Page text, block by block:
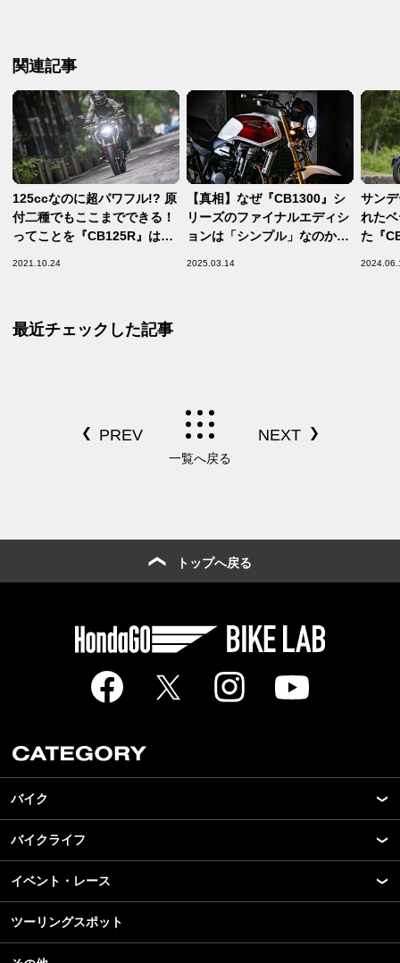
関連記事
125ccなのに超パワフル!? 原
付二種でもここまでできる！
ってことを『CB125R』は証
2021.10.24
【真相】なぜ『CB1300』シ
リーズのファイナルエディシ
ョンは「シンプル」なのか？
2025.03.14
サン
れた
た『
最近チェックした記事
一覧へ戻る
トップへ戻る
バイク
New Model Show
モデル情報
カスタマイズパーツ
テクノロジー
名車・旧車
バイクライフ
アプリ
ライディングギア
ツーリング
イベント・レース
モータースポーツ
イベント
ツーリングスポット